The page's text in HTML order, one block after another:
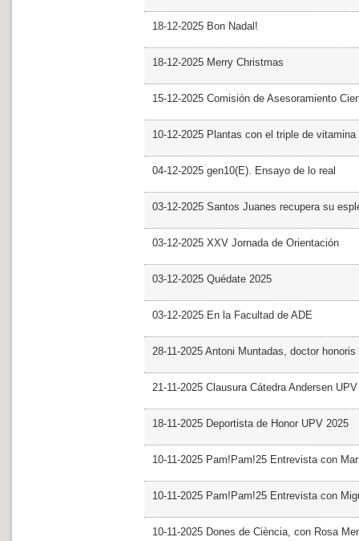
18-12-2025 Bon Nadal!
18-12-2025 Merry Christmas
15-12-2025 Comisión de Asesoramiento
10-12-2025 Plantas con el triple de vitamina
04-12-2025 gen10(E). Ensayo de lo real
03-12-2025 Santos Juanes recupera su
03-12-2025 XXV Jornada de Orientación
03-12-2025 Quédate 2025
03-12-2025 En la Facultad de ADE
28-11-2025 Antoni Muntadas, doctor
21-11-2025 Clausura Cátedra Andersen UPV
18-11-2025 Deportista de Honor UPV 2025
10-11-2025 Pam!Pam!25 Entrevista con
10-11-2025 Pam!Pam!25 Entrevista con
10-11-2025 Dones de Ciència, con Rosa